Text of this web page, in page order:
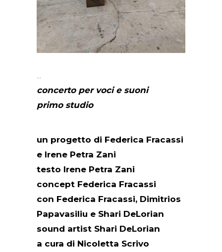
concerto per voci e suoni
primo studio
un progetto di Federica Fracassi
e Irene Petra Zani
testo Irene Petra Zani
concept Federica Fracassi
con Federica Fracassi, Dimitrios
Papavasiliu e Shari DeLorian
sound artist Shari DeLorian
a cura di Nicoletta Scrivo